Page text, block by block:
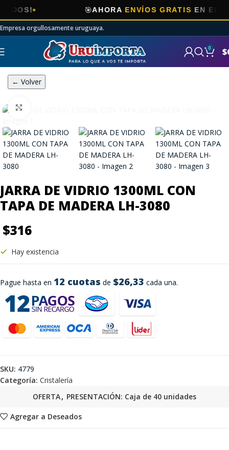
AHORAENVÍOS GRATISEN
Empresa orgullosamente uruguaya.
0 $
← Volver
JARRA DE VIDRIO 1300ML CON
TAPA DE MADERA LH-3080
$316
Pague hasta en 12 cuotas de $26,33 cada una.
Hay existencia
Agregar a Deseados
SKU: 4779
Categoría: Cristalería
OFERTA, PRESENTACIÓN: Caja de 40 unidades